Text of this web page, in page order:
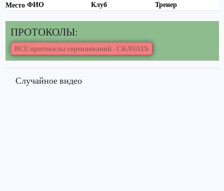
Место ФИО Клуб Тренер
ПРОТОКОЛЫ:
Случайное видео